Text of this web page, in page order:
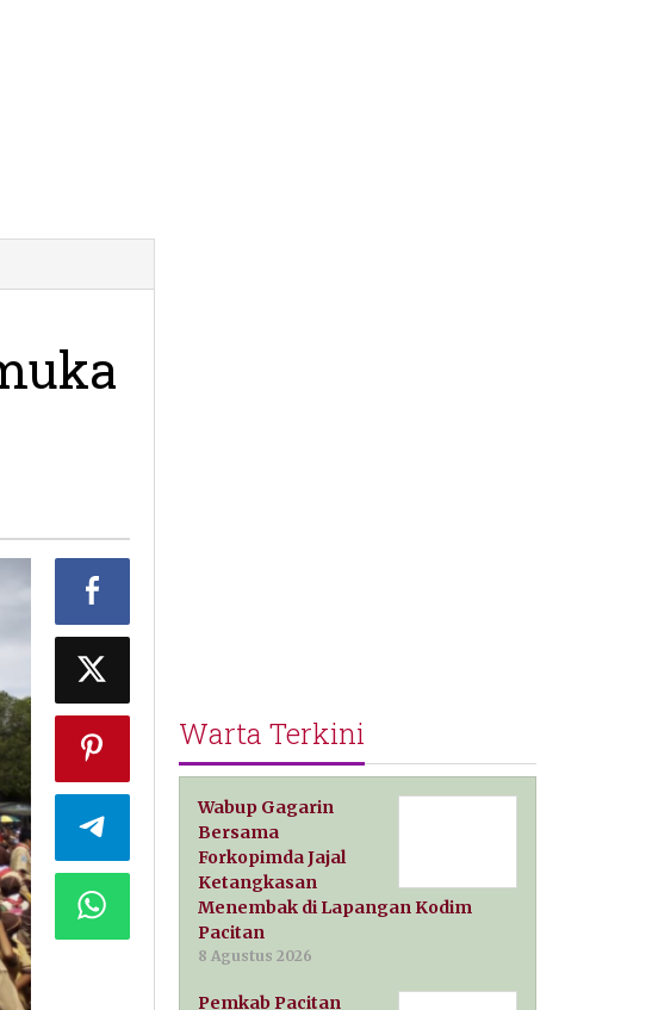
Warta Terkini
Wabup Gagarin
Bersama
Forkopimda Jajal
Ketangkasan
Menembak di Lapangan Kodim
Pacitan
8 Agustus 2026
Pemkab Pacitan